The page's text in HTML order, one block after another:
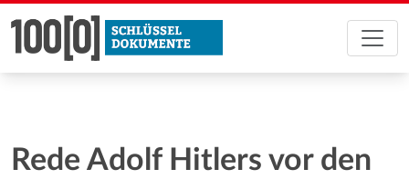
Rede Adolf Hitlers vor den